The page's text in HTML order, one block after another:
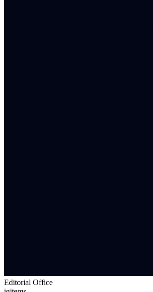
Editorial Office